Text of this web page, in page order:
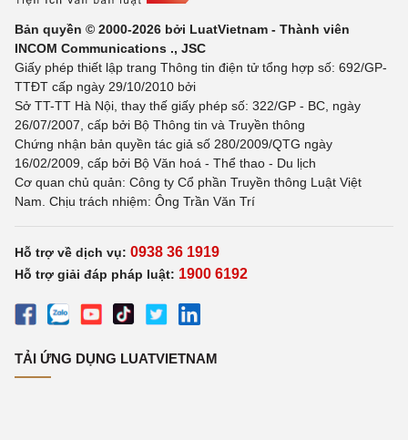
Bản quyền © 2000-2026 bởi LuatVietnam - Thành viên
INCOM Communications ., JSC
Giấy phép thiết lập trang Thông tin điện tử tổng hợp số: 692/GP-
TTĐT cấp ngày 29/10/2010 bởi
Sở TT-TT Hà Nội, thay thế giấy phép số: 322/GP - BC, ngày
26/07/2007, cấp bởi Bộ Thông tin và Truyền thông
Chứng nhận bản quyền tác giả số 280/2009/QTG ngày
16/02/2009, cấp bởi Bộ Văn hoá - Thể thao - Du lịch
Cơ quan chủ quản: Công ty Cổ phần Truyền thông Luật Việt
Nam. Chịu trách nhiệm: Ông Trần Văn Trí
Hỗ trợ về dịch vụ: 0938 36 1919
Hỗ trợ giải đáp pháp luật: 1900 6192
TẢI ỨNG DỤNG LUATVIETNAM